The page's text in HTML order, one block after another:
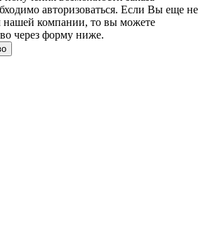
авторизоваться. Если Вы еще не
нашей компании, то вы можете
через форму ниже.